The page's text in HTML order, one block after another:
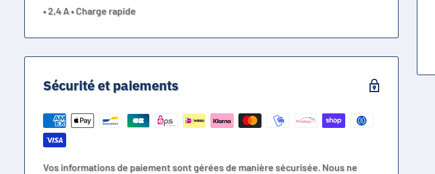
• 2,4 A • Charge rapide
Sécurité et paiements
Vos informations de paiement sont gérées de manière sécurisée. Nous ne